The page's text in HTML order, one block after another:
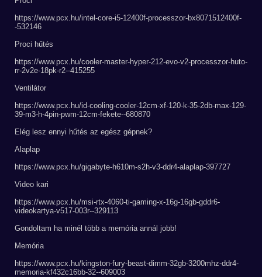
https://www.pcx.hu/intel-core-i5-12400f-processzor-bx8071512400f-
-532146
Proci hűtés
https://www.pcx.hu/cooler-master-hyper-212-evo-v2-processzor-huto-
rr-2v2e-18pk-r2--415255
Ventilátor
https://www.pcx.hu/id-cooling-cooler-12cm-xf-120-k-35-2db-max-129-
39-m3-h-4pin-pwm-12cm-fekete--680870
Elég lesz ennyi hűtés az egész gépnek?
Alaplap
https://www.pcx.hu/gigabyte-h610m-s2h-v3-ddr4-alaplap-397727
Video kari
https://www.pcx.hu/msi-rtx-4060-ti-gaming-x-16g-16gb-gddr6-
videokartya-v517-003r--329113
Gondoltam ha minél több a memória annál jobb!
Memória
https://www.pcx.hu/kingston-fury-beast-dimm-32gb-3200mhz-ddr4-
memoria-kf432c16bb-32--609003